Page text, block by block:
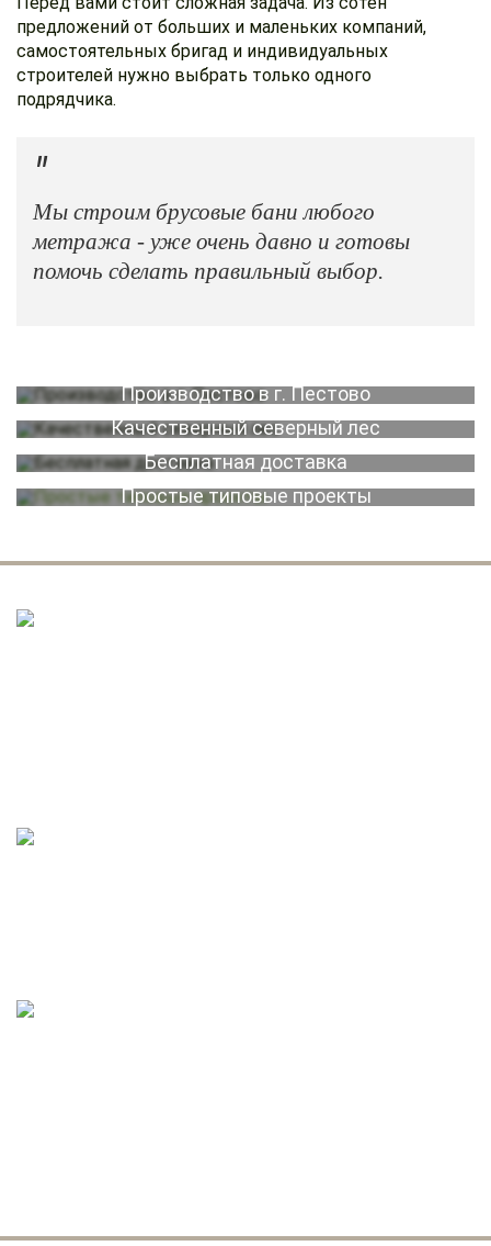
предложений от больших и маленьких компаний,
самостоятельных бригад и индивидуальных
строителей нужно выбрать только одного
подрядчика.
Мы строим брусовые бани любого
метража - уже очень давно и готовы
помочь сделать правильный выбор.
Производство в г. Пестово
Качественный северный лес
Бесплатная доставка
Простые типовые проекты